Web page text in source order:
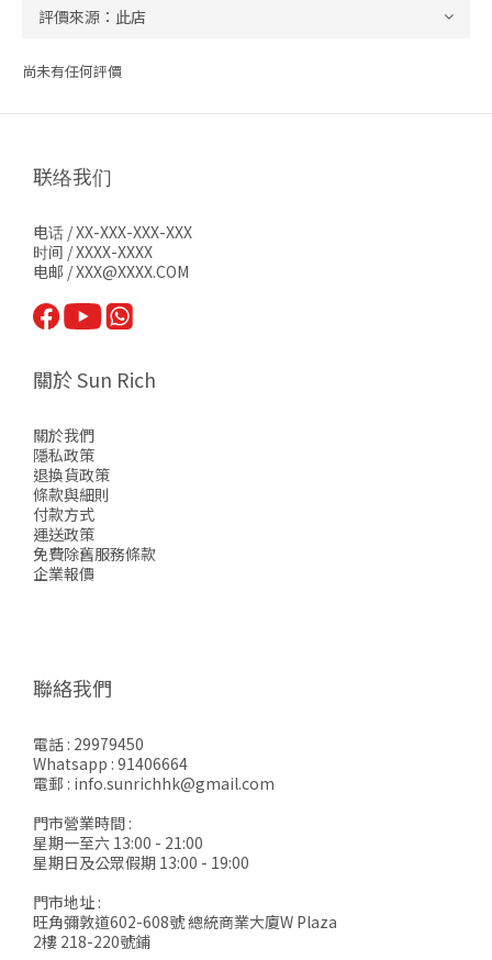
尚未有任何評價
联络我们
电话 / XX-XXX-XXX-XXX
时间 / XXXX-XXXX
电邮 / XXX@XXXX.COM
關於 Sun Rich
關於我們
隱私政策
退換貨政策
條款與細則
付款方式
運送政策
免費除舊服務條款
企業報價
聯絡我們
電話 : 29979450
Whatsapp : 91406664
電郵 : info.sunrichhk@gmail.com
門市營業時間 :
星期一至六 13:00 - 21:00
星期日及公眾假期 13:00 - 19:00
門市地址 :
旺角彌敦道602-608號 總統商業大廈W Plaza
2樓 218-220號鋪